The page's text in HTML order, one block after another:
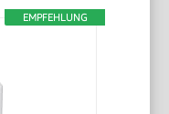
EMPFEHLUNG